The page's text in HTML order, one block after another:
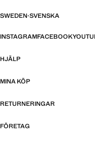
SWEDEN·SVENSKA
INSTAGRAMFACEBOOK
HJÄLP
MINA KÖP
RETURNERINGAR
FÖRETAG